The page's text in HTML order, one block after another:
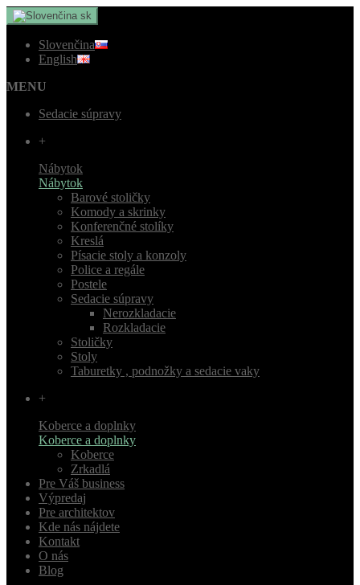
sk
Slovenčina
English
MENU
Sedacie súpravy
+
Nábytok
Nábytok
Barové stoličky
Komody a skrinky
Konferenčné stolíky
Kreslá
Písacie stoly a konzoly
Police a regále
Postele
Sedacie súpravy
Nerozkladacie
Rozkladacie
Stoličky
Stoly
Taburetky , podnožky a sedacie vaky
+
Koberce a doplnky
Koberce a doplnky
Koberce
Zrkadlá
Pre Váš business
Výpredaj
Pre architektov
Kde nás nájdete
Kontakt
O nás
Blog